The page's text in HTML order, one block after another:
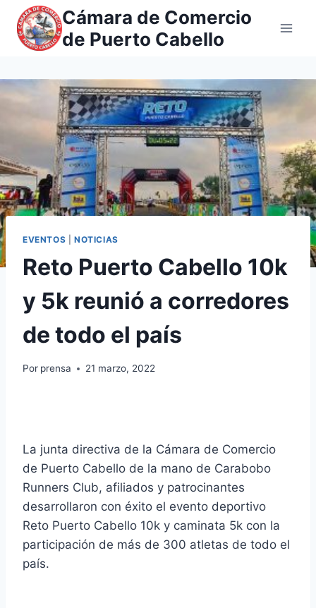
Saltar
contenido
Cámara de Comercio
de Puerto Cabello
EVENTOS NOTICIAS
Reto Puerto Cabello 10k
y 5k reunió a corredores
de todo el país
Por prensa 21 marzo, 2022
La junta directiva de la Cámara de Comercio
de Puerto Cabello de la mano de Carabobo
Runners Club, afiliados y patrocinantes
desarrollaron con éxito el evento deportivo
Reto Puerto Cabello 10k y caminata 5k con la
participación de más de 300 atletas de todo el
país.